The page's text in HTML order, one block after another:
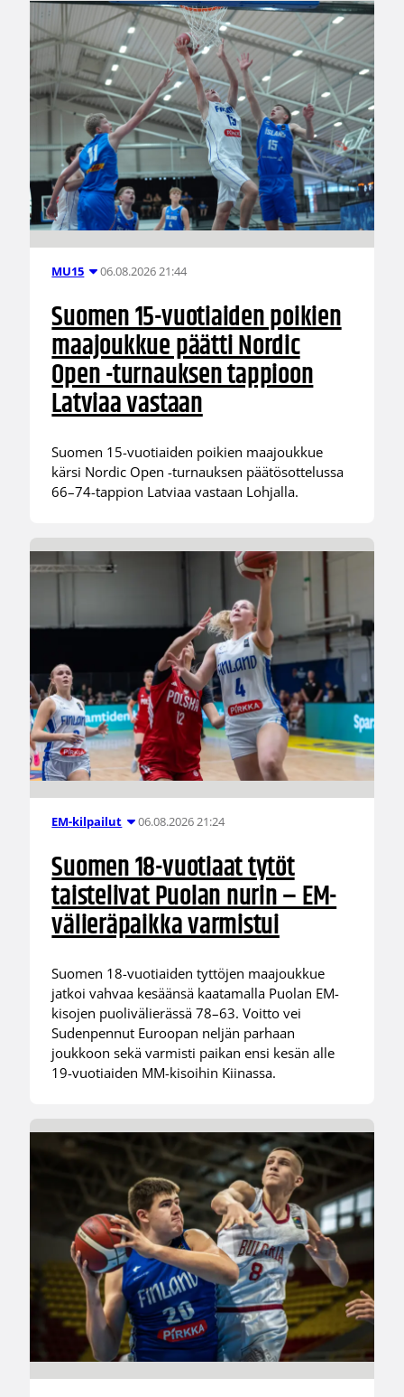
MU15 06.08.2026 21:44
Suomen 15-vuotiaiden poikien
maajoukkue päätti Nordic
Open -turnauksen tappioon
Latviaa vastaan
Suomen 15-vuotiaiden poikien maajoukkue
kärsi Nordic Open -turnauksen päätösottelussa
66–74-tappion Latviaa vastaan Lohjalla.
EM-kilpailut 06.08.2026 21:24
Suomen 18-vuotiaat tytöt
taistelivat Puolan nurin – EM-
välieräpaikka varmistui
Suomen 18-vuotiaiden tyttöjen maajoukkue
jatkoi vahvaa kesäänsä kaatamalla Puolan EM-
kisojen puolivälierässä 78–63. Voitto vei
Sudenpennut Euroopan neljän parhaan
joukkoon sekä varmisti paikan ensi kesän alle
19-vuotiaiden MM-kisoihin Kiinassa.